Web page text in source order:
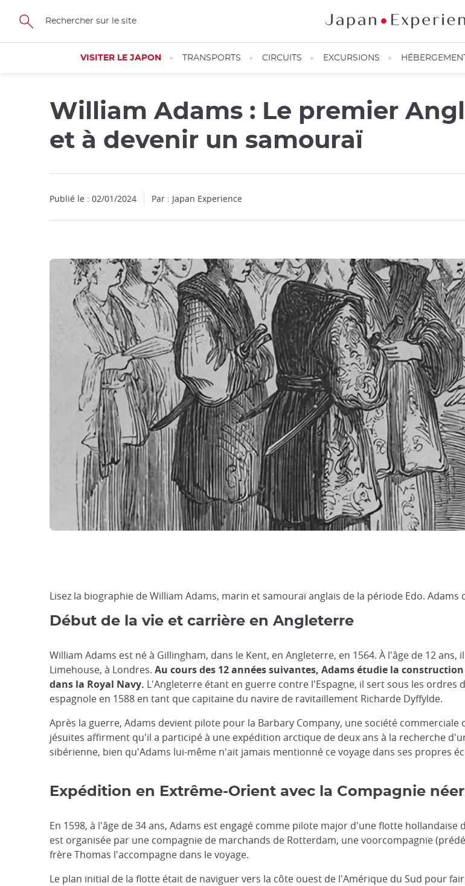
Skip
main
VISITER LE JAPON TRANSPORTS CIRCUITS EXCURSIONS
William Adams : Le premier
et à devenir un samouraï
Publié le : 02/01/2024 Par : Japan Experience
Lisez la biographie de William Adams, marin et samouraï anglais de la période Edo.
Début de la vie et carrière en Angleterre
William Adams est né à Gillingham, dans le Kent, en Angleterre, en 1564. À l'âge de 12
Limehouse, à Londres. Au cours des 12 années suivantes, Adams étudie la
dans la Royal Navy. L'Angleterre étant en guerre contre l'Espagne, il sert sous les
espagnole en 1588 en tant que capitaine du navire de ravitaillement Richarde Dyffylde.
Après la guerre, Adams devient pilote pour la Barbary Company, une société
jésuites affirment qu'il a participé à une expédition arctique de deux ans à la recherche
sibérienne, bien qu'Adams lui-même n'ait jamais mentionné ce voyage dans ses propres
Expédition en Extrême-Orient avec la Compagnie
En 1598, à l'âge de 34 ans, Adams est engagé comme pilote major d'une flotte
est organisée par une compagnie de marchands de Rotterdam, une voorcompagnie
frère Thomas l'accompagne dans le voyage.
Le plan initial de la flotte était de naviguer vers la côte ouest de l'Amérique du Sud pour